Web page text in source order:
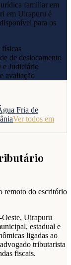
familiar em
em Uirapuru é
para os
físicas
de deslocamento
e Judiciário
avaliação
Fria de
Ver todos em
do escritório
Uirapuru
estadual e
ligadas ao
tributarista
fiscais.